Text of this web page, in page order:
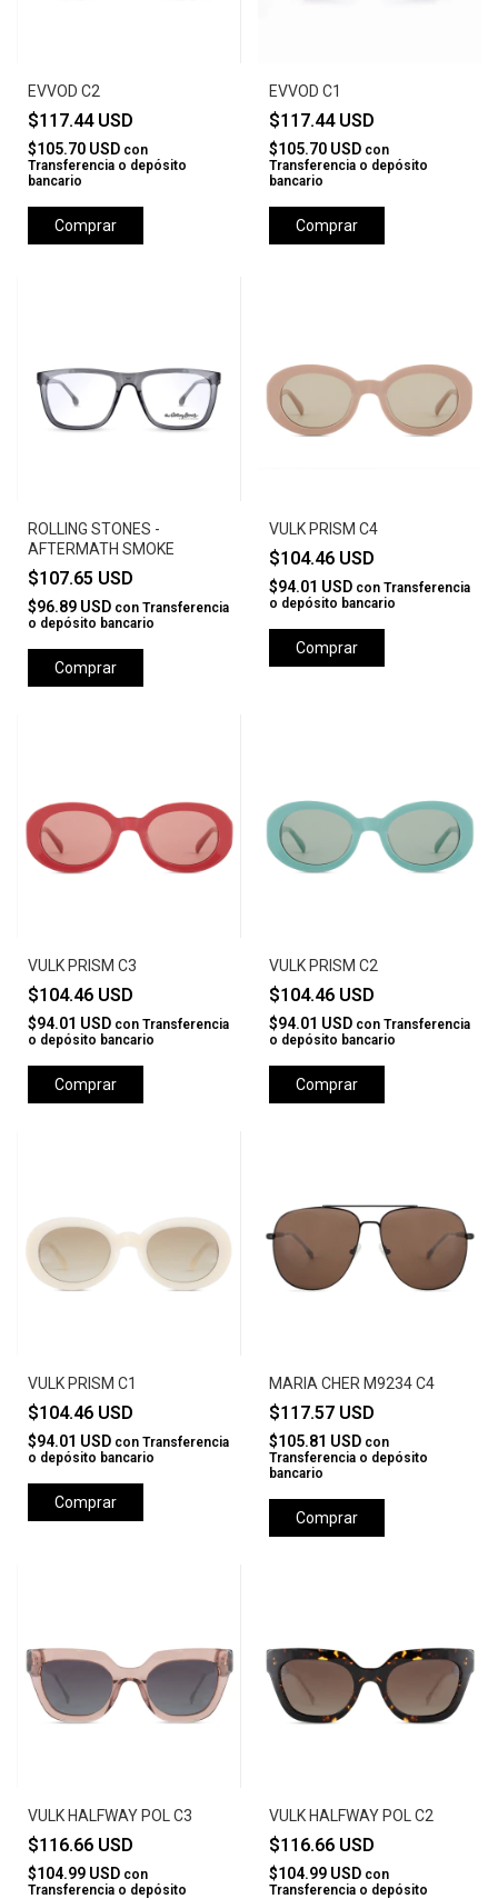
EVVOD C2
$117.44 USD
$105.70 USD con
Transferencia o depósito
bancario
EVVOD C1
$117.44 USD
$105.70 USD con
Transferencia o depósito
bancario
ROLLING STONES -
AFTERMATH SMOKE
$107.65 USD
$96.89 USD con Transferencia
o depósito bancario
Comprar
VULK PRISM C4
$104.46 USD
$94.01 USD con Transferencia
o depósito bancario
Comprar
VULK PRISM C3
$104.46 USD
$94.01 USD con Transferencia
o depósito bancario
Comprar
VULK PRISM C2
$104.46 USD
$94.01 USD con Transferencia
o depósito bancario
Comprar
VULK PRISM C1
$104.46 USD
$94.01 USD con Transferencia
o depósito bancario
Comprar
MARIA CHER M9234 C4
$117.57 USD
$105.81 USD con
Transferencia o depósito
bancario
Comprar
VULK HALFWAY POL C3
$116.66 USD
$104.99 USD con
Transferencia o depósito
VULK HALFWAY POL C2
$116.66 USD
$104.99 USD con
Transferencia o depósito